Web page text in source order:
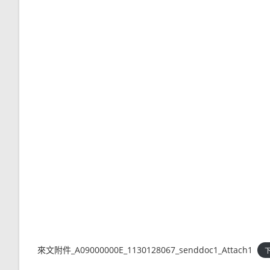
來文附件_A09000000E_1130128067_senddoc1_Attach1